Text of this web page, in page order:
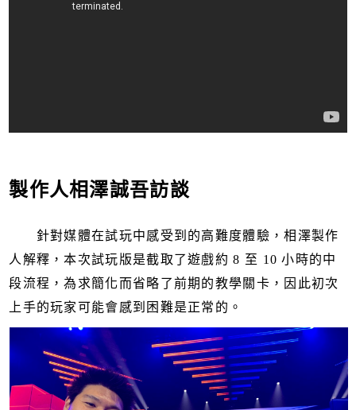
製作人相澤誠吾訪談
針對媒體在試玩中感受到的高難度體驗，相澤製作
人解釋，本次試玩版是截取了遊戲約 8 至 10 小時的中
段流程，為求簡化而省略了前期的教學關卡，因此初次
上手的玩家可能會感到困難是正常的。